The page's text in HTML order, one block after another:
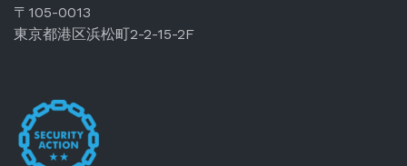
〒105-0013
東京都港区浜松町2-2-15-2F